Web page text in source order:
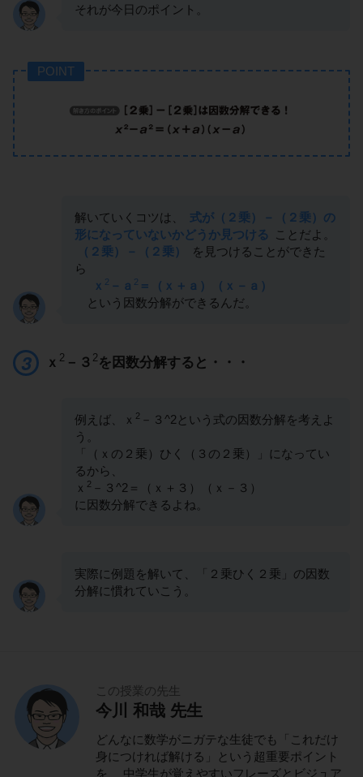
それが今日のポイント。
POINT
解いていくコツは、
式が（２乗）－（２乗）の
形になっていないかどうか見つける
ことだよ。
（２乗）－（２乗）
を見つけることができた
ら
ｘ 2 －ａ 2 ＝（ｘ＋ａ）（ｘ－ａ）
という因数分解ができるんだ。
ｘ 2 －３ 2を因数分解すると・・・
例えば、ｘ 2 －３^2という式の因数分解を考えよ
う。
「（ｘの２乗）ひく（３の２乗）」になってい
るから、
ｘ 2 －３^2＝（ｘ＋３）（ｘ－３）
に因数分解できるよね。
実際に例題を解いて、「２乗ひく２乗」の因数
分解に慣れていこう。
この授業の先生
今川 和哉 先生
どんなに数学がニガテな生徒でも「これだけ
身につければ解ける」という超重要ポイント
を、 中学生が覚えやすいフレーズとビジュア